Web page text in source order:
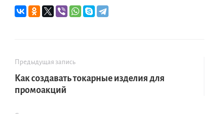
Предыдущая запись
Как создавать токарные изделия для
промоакций